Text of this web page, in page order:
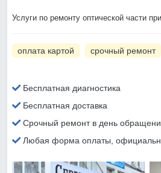
Услуги по ремонту оптической части
оплата картой срочный ремонт
Бесплатная диагностика
Бесплатная доставка
Срочный ремонт в день
Любая форма оплаты,